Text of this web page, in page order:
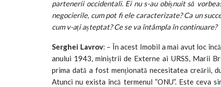
partenerii occidentali. Ei nu s-au obișnuit să
negocierile, cum pot fi ele caracterizate? Ca un
cum v-ați așteptat? Ce se va întâmpla în continuare?
Serghei Lavrov: – În acest Imobil a mai avut loc
anului 1943, miniștrii de Externe ai URSS, Marii
prima dată a fost menționată necesitatea creării,
Atunci nu exista încă termenul ”ONU”. Este ceva